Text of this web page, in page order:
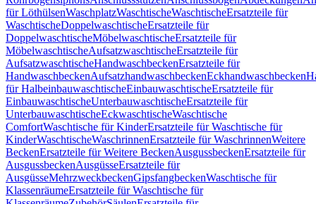
für LöthülsenWaschplatzWaschtischeWaschtischeErsatzteile für
WaschtischeDoppelwaschtischeErsatzteile für
DoppelwaschtischeMöbelwaschtischeErsatzteile für
MöbelwaschtischeAufsatzwaschtischeErsatzteile für
AufsatzwaschtischeHandwaschbeckenErsatzteile für
HandwaschbeckenAufsatzhandwaschbeckenEckhandwaschbecken
für HalbeinbauwaschtischeEinbauwaschtischeErsatzteile für
EinbauwaschtischeUnterbauwaschtischeErsatzteile für
UnterbauwaschtischeEckwaschtischeWaschtische
ComfortWaschtische für KinderErsatzteile für Waschtische für
KinderWaschtischeWaschrinnenErsatzteile für WaschrinnenWeitere
BeckenErsatzteile für Weitere BeckenAusgussbeckenErsatzteile für
AusgussbeckenAusgüsseErsatzteile für
AusgüsseMehrzweckbeckenGipsfangbeckenWaschtische für
KlassenräumeErsatzteile für Waschtische für